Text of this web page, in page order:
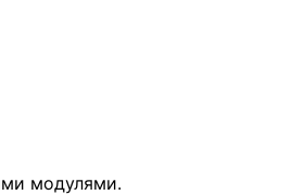
модулями.